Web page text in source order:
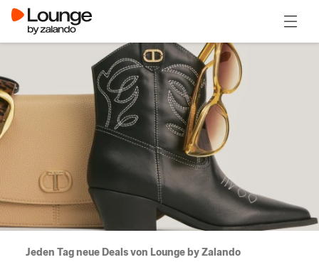
Jeden Tag neue Deals von Lounge by Zalando